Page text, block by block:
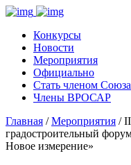
Конкурсы
Новости
Мероприятия
Официально
Стать членом Союза
Члены ВРОСАР
Главная /Мероприятия /
градостроительный
Новое измерение»